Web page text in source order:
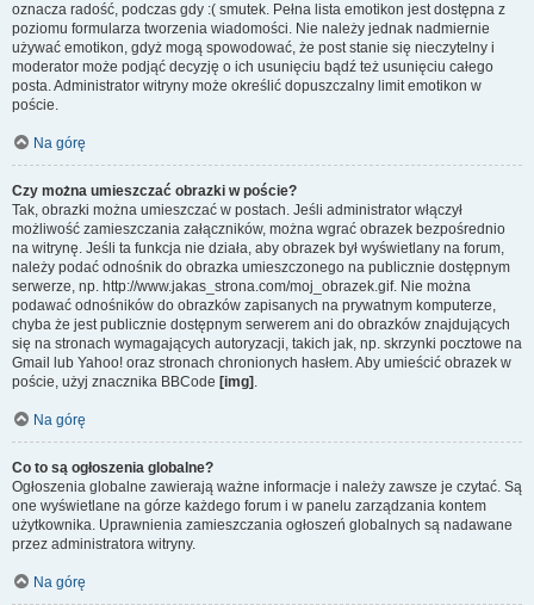
oznacza radość, podczas gdy :( smutek. Pełna lista emotikon jest dostępna z
poziomu formularza tworzenia wiadomości. Nie należy jednak nadmiernie
używać emotikon, gdyż mogą spowodować, że post stanie się nieczytelny i
moderator może podjąć decyzję o ich usunięciu bądź też usunięciu całego
posta. Administrator witryny może określić dopuszczalny limit emotikon w
poście.
Na górę
Czy można umieszczać obrazki w poście?
Tak, obrazki można umieszczać w postach. Jeśli administrator włączył
możliwość zamieszczania załączników, można wgrać obrazek bezpośrednio
na witrynę. Jeśli ta funkcja nie działa, aby obrazek był wyświetlany na forum,
należy podać odnośnik do obrazka umieszczonego na publicznie dostępnym
serwerze, np. http://www.jakas_strona.com/moj_obrazek.gif. Nie można
podawać odnośników do obrazków zapisanych na prywatnym komputerze,
chyba że jest publicznie dostępnym serwerem ani do obrazków znajdujących
się na stronach wymagających autoryzacji, takich jak, np. skrzynki pocztowe na
Gmail lub Yahoo! oraz stronach chronionych hasłem. Aby umieścić obrazek w
poście, użyj znacznika BBCode [img] .
Na górę
Co to są ogłoszenia globalne?
Ogłoszenia globalne zawierają ważne informacje i należy zawsze je czytać. Są
one wyświetlane na górze każdego forum i w panelu zarządzania kontem
użytkownika. Uprawnienia zamieszczania ogłoszeń globalnych są nadawane
przez administratora witryny.
Na górę